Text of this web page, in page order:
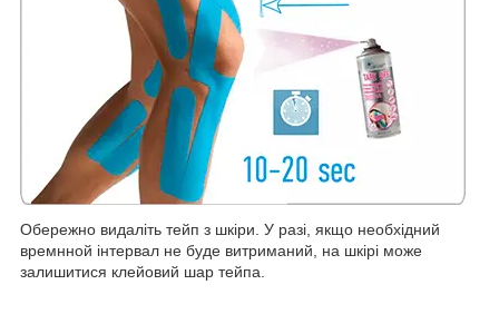
Обережно видаліть тейп з шкіри. У разі, якщо необхідний
времнной інтервал не буде витриманий, на шкірі може
залишитися клейовий шар тейпа.